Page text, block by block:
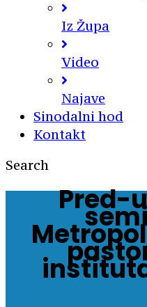
Iz Župa
Video
Najave
Sinodalni hod
Kontakt
Search
Pred-